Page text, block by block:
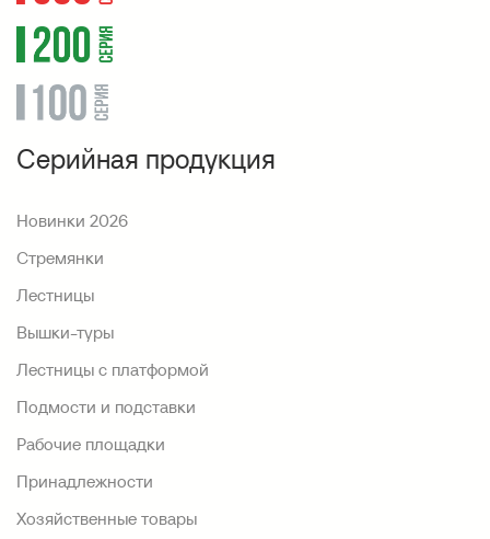
Серийная продукция
Новинки 2026
Стремянки
Лестницы
Вышки-туры
Лестницы с платформой
Подмости и подставки
Рабочие площадки
Принадлежности
Хозяйственные товары